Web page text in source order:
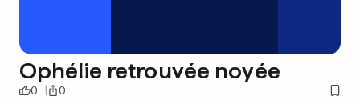
Ophélie retrouvée noyée
0 0